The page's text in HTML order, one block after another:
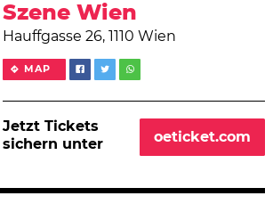
Szene Wien
Hauffgasse 26, 1110 Wien
MAP
Jetzt Tickets
sichern unter
oeticket.com